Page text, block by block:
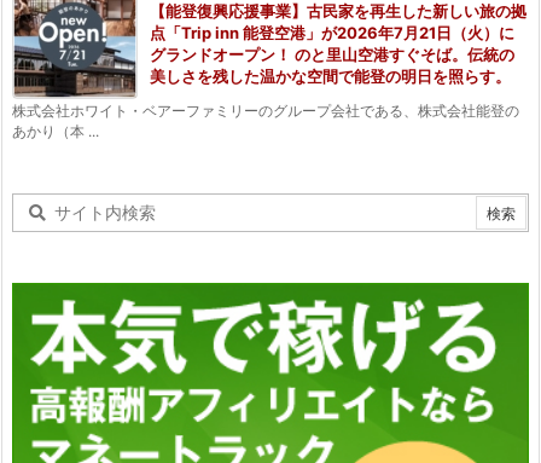
【能登復興応援事業】古民家を再生した新しい旅の拠
点「Trip inn 能登空港」が2026年7月21日（火）に
グランドオープン！ のと里山空港すぐそば。伝統の
美しさを残した温かな空間で能登の明日を照らす。
株式会社ホワイト・ベアーファミリーのグループ会社である、株式会社能登の
あかり（本 ...